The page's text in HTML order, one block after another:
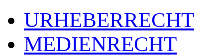
URHEBERRECHT
MEDIENRECHT